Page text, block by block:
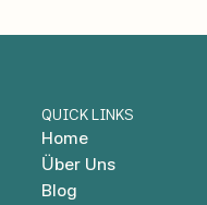
QUICK LINKS
Home
Über Uns
Blog